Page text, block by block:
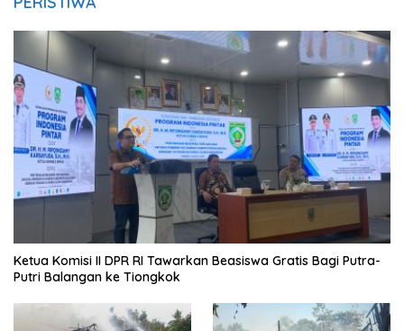
Ketua Komisi II DPR RI Tawarkan Beasiswa Gratis Bagi Putra-
Putri Balangan ke Tiongkok